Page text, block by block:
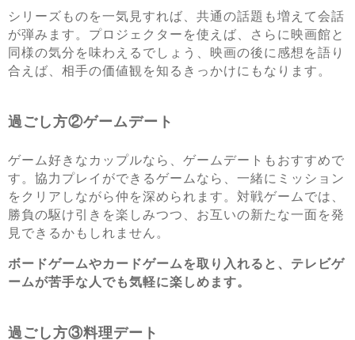
シリーズものを一気見すれば、共通の話題も増えて会話
が弾みます。プロジェクターを使えば、さらに映画館と
同様の気分を味わえるでしょう、映画の後に感想を語り
合えば、相手の価値観を知るきっかけにもなります。
過ごし方②ゲームデート
ゲーム好きなカップルなら、ゲームデートもおすすめで
す。協力プレイができるゲームなら、一緒にミッション
をクリアしながら仲を深められます。対戦ゲームでは、
勝負の駆け引きを楽しみつつ、お互いの新たな一面を発
見できるかもしれません。
ボードゲームやカードゲームを取り入れると、テレビゲ
ームが苦手な人でも気軽に楽しめます。
過ごし方③料理デート